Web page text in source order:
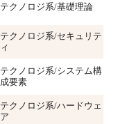
テクノロジ系/基礎理論
テクノロジ系/セキュリテ
ィ
テクノロジ系/システム構
成要素
テクノロジ系/ハードウェ
ア